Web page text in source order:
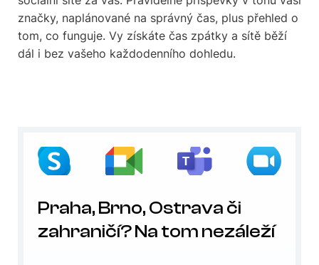
značky, naplánované na správný čas, plus přehled o
tom, co funguje. Vy získáte čas zpátky a sítě běží
dál i bez vašeho každodenního dohledu.
Praha, Brno, Ostrava či
zahraničí? Na tom nezáleží